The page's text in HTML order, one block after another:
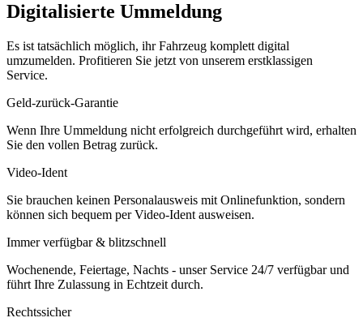
Digitalisierte Ummeldung
Es ist tatsächlich möglich, ihr Fahrzeug komplett digital
umzumelden. Profitieren Sie jetzt von unserem erstklassigen
Service.
Geld-zurück-Garantie
Wenn Ihre Ummeldung nicht erfolgreich durchgeführt wird, erhalten
Sie den vollen Betrag zurück.
Video-Ident
Sie brauchen keinen Personalausweis mit Onlinefunktion, sondern
können sich bequem per Video-Ident ausweisen.
Immer verfügbar & blitzschnell
Wochenende, Feiertage, Nachts - unser Service 24/7 verfügbar und
führt Ihre Zulassung in Echtzeit durch.
Rechtssicher